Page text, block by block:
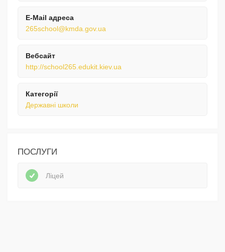
E-Mail адреса
265school@kmda.gov.ua
Вебсайт
http://school265.edukit.kiev.ua
Категорії
Державні школи
ПОСЛУГИ
Ліцей